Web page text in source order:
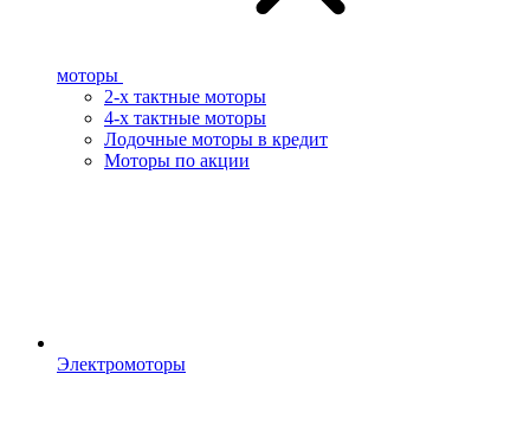
моторы
2-х тактные моторы
4-х тактные моторы
Лодочные моторы в кредит
Моторы по акции
Электромоторы